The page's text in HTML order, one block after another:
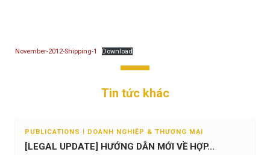
November-2012-Shipping-1 Download
Tin tức khác
PUBLICATIONS | DOANH NGHIỆP & THƯƠNG MẠI
[LEGAL UPDATE] HƯỚNG DẪN MỚI VỀ HỢP...